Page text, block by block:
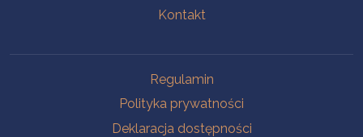
Kontakt
Regulamin
Polityka prywatności
Deklaracja dostępności